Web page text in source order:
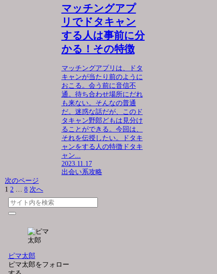
マッチングアプ
リでドタキャン
する人は事前に分
かる！その特徴
マッチングアプリは、ドタ
キャンが当たり前のように
おこる。会う前に音信不
通。待ち合わせ場所にだれ
も来ない。そんなの普通
だ。迷惑な話だが、このド
タキャン野郎どもは見分け
ることができる。今回は、
それを伝授したい。ドタキ
ャンをする人の特徴ドタキ
ャン...
2023.11.17
出会い系攻略
次のページ
1 2 … 8 次へ
ピマ太郎
ピマ太郎をフォロー